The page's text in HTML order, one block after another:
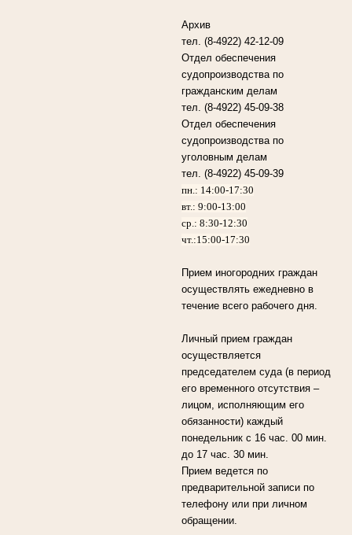
Архив
тел. (8-4922) 42-12-09
Отдел обеспечения
судопроизводства по
гражданским делам
тел. (8-4922) 45-09-38
Отдел обеспечения
судопроизводства по
уголовным делам
тел. (8-4922) 45-09-39
пн.: 14:00-17:30
вт.: 9:00-13:00
ср.: 8:30-12:30
чт.:15:00-17:30
Прием иногородних граждан
осуществлять ежедневно в
течение всего рабочего дня.
Личный прием граждан
осуществляется
председателем суда (в период
его временного отсутствия –
лицом, исполняющим его
обязанности) каждый
понедельник с 16 час. 00 мин.
до 17 час. 30 мин.
Прием ведется по
предварительной записи по
телефону или при личном
обращении.